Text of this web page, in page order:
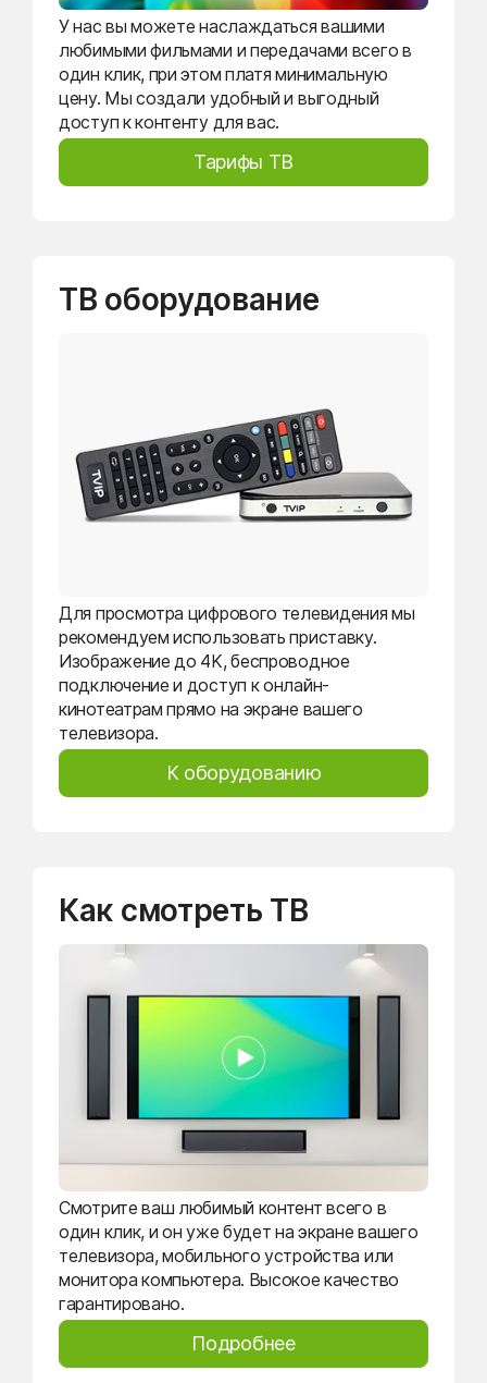
У нас вы можете наслаждаться вашими
любимыми фильмами и передачами всего в
один клик, при этом платя минимальную
цену. Мы создали удобный и выгодный
доступ к контенту для вас.
Тарифы ТВ
ТВ оборудование
Для просмотра цифрового телевидения мы
рекомендуем использовать приставку.
Изображение до 4K, беспроводное
подключение и доступ к онлайн-
кинотеатрам прямо на экране вашего
телевизора.
К оборудованию
Как смотреть ТВ
Смотрите ваш любимый контент всего в
один клик, и он уже будет на экране вашего
телевизора, мобильного устройства или
монитора компьютера. Высокое качество
гарантировано.
Подробнее